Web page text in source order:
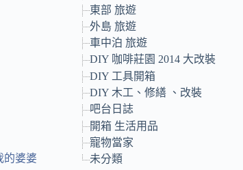
的婆婆
東部 旅遊
外島 旅遊
車中泊 旅遊
DIY 咖啡莊園 2014 大改裝
DIY 工具開箱
DIY 木工、修繕 、改裝
吧台日誌
開箱 生活用品
寵物當家
未分類